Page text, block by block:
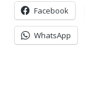
Facebook
WhatsApp